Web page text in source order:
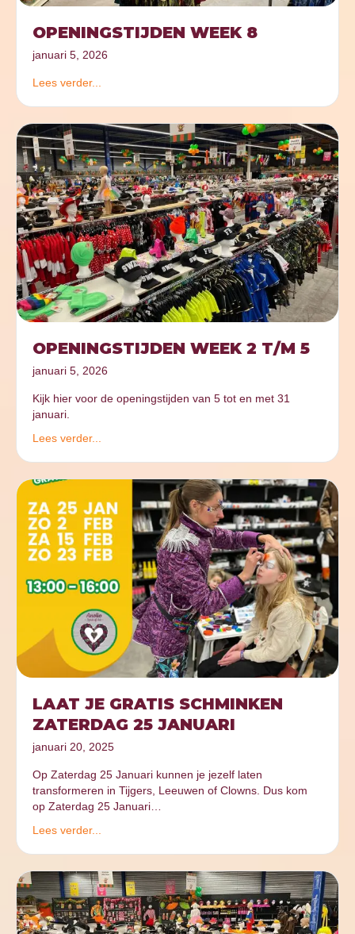
OPENINGSTIJDEN WEEK 8
januari 5, 2026
Lees verder...
OPENINGSTIJDEN WEEK 2 T/M 5
januari 5, 2026
Kijk hier voor de openingstijden van 5 tot en met 31
januari.
Lees verder...
LAAT JE GRATIS SCHMINKEN
ZATERDAG 25 JANUARI
januari 20, 2025
Op Zaterdag 25 Januari kunnen je jezelf laten
transformeren in Tijgers, Leeuwen of Clowns. Dus kom
op Zaterdag 25 Januari…
Lees verder...